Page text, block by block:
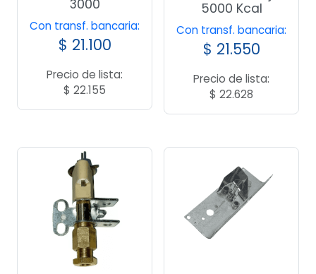
3000
Con transf. bancaria:
$ 21.100
Precio de lista:
$ 22.155
5000 Kcal
Con transf. bancaria:
$ 21.550
Precio de lista:
$ 22.628